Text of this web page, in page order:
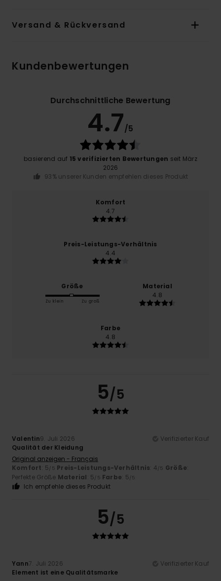
Versand & Rückversand
Kundenbewertungen
Durchschnittliche Bewertung
4.7/5
basierend auf 15 verifizierten Bewertungen seit März
2026
93% unserer Kunden empfehlen dieses Produkt
Komfort
4.7
Preis-Leistungs-Verhältnis
4.4
Größe
Zu klein Zu groß
Material
4.8
Farbe
4.8
5/5
Valentin9. Juli 2026
Verifizierter Kauf
Qualität der Kleidung
Original anzeigen - Français
Komfort: 5/5 Preis-Leistungs-Verhältnis: 4/5 Größe:
Perfekte Größe Material: 5/5 Farbe: 5/5
Ich empfehle dieses Produkt
5/5
Yann7. Juli 2026
Verifizierter Kauf
Element ist eine Qualitätsmarke